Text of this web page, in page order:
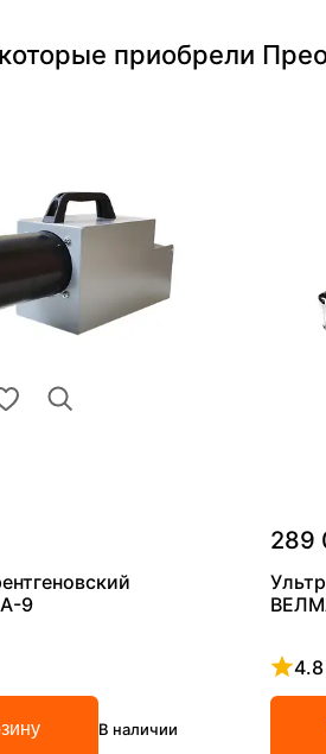
приобрели
9
В наличии
289
4.8